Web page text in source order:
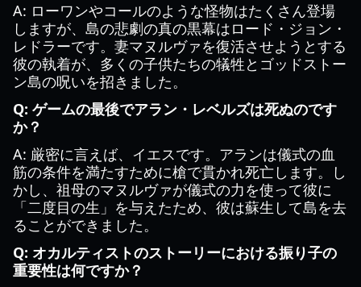
A: ローワンやコールのような怪物はたくさん登場
しますが、島の悲劇の真の黒幕はロード・ジョン・
レドラーです。妻マヌルヴァを復活させようとする
彼の執着が、多くの子供たちの犠牲とゴッドストー
ン島の呪いを招きました。
Q: ゲームの最後でアラン・レベルズは死ぬのです
か？
A: 厳密に言えば、イエスです。アランは儀式の血
筋の条件を満たすために槍で貫かれ死亡します。し
かし、祖母のマヌルヴァが儀式の力を使って彼に
「二度目の生」を与えたため、彼は蘇生して島を去
ることができました。
Q: オカルティストのストーリーにおける振り子の
重要性は何ですか？